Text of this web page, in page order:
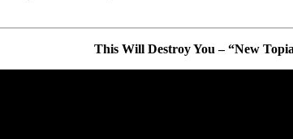
This Will Destroy You – “New